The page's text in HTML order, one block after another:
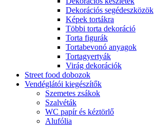
Dekorációs segédeszközök
Képek tortákra
Többi torta dekoráció
Torta figurák
Tortabevonó anyagok
Tortagyertyák
Virág dekorációk
Street food dobozok
Vendéglátói kiegészítők
Szemetes zsákok
Szalvéták
WC papír és kéztörlő
Alufólia